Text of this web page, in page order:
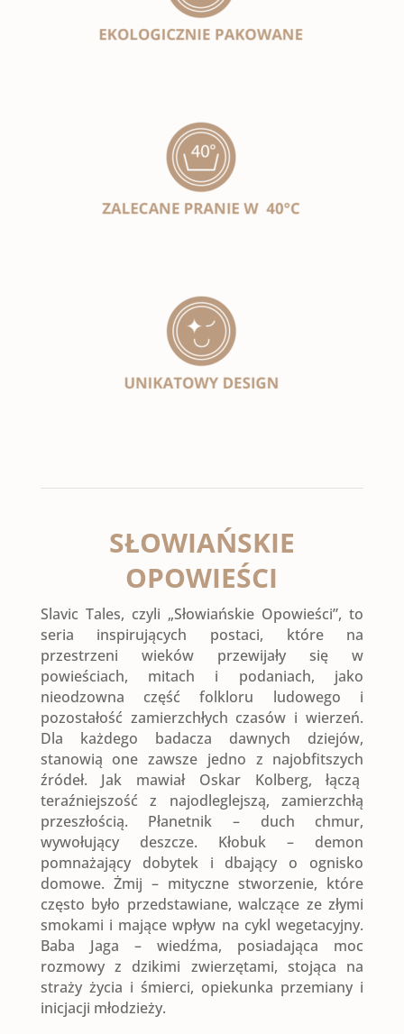
SŁOWIAŃSKIE
OPOWIEŚCI
Slavic Tales, czyli „Słowiańskie Opowieści”, to
seria inspirujących postaci, które na
przestrzeni wieków przewijały się w
powieściach, mitach i podaniach, jako
nieodzowna część folkloru ludowego i
pozostałość zamierzchłych czasów i wierzeń.
Dla każdego badacza dawnych dziejów,
stanowią one zawsze jedno z najobfitszych
źródeł. Jak mawiał Oskar Kolberg, łączą
teraźniejszość z najodleglejszą, zamierzchłą
przeszłością. Płanetnik – duch chmur,
wywołujący deszcze. Kłobuk – demon
pomnażający dobytek i dbający o ognisko
domowe. Żmij – mityczne stworzenie, które
często było przedstawiane, walczące ze złymi
smokami i mające wpływ na cykl wegetacyjny.
Baba Jaga – wiedźma, posiadająca moc
rozmowy z dzikimi zwierzętami, stojąca na
straży życia i śmierci, opiekunka przemiany i
inicjacji młodzieży.